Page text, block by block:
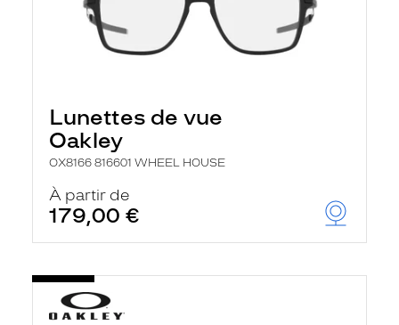
Lunettes de vue
Oakley
OX8166 816601 WHEEL HOUSE
À partir de
179,00 €